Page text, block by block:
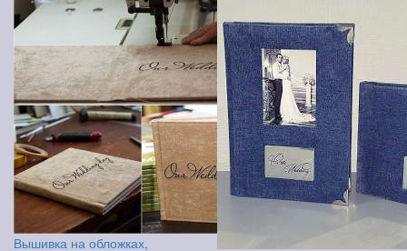
Вышивка на обложках,